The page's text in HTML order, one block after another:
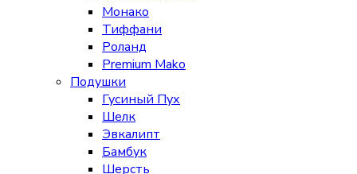
Монако
Тиффани
Роланд
Premium Mako
Подушки
Гусиный Пух
Шелк
Эвкалипт
Бамбук
Шерсть